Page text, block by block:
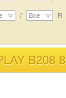
/ Все R
B208